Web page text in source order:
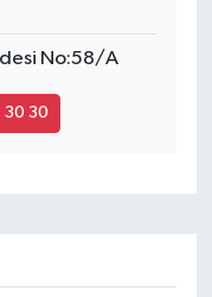
No:58/A
30 30